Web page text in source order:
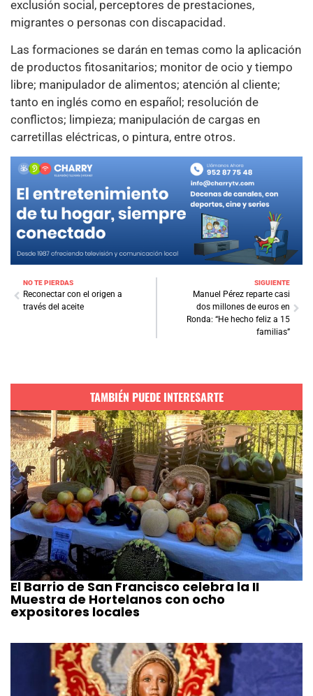
exclusión social, perceptores de prestaciones,
migrantes o personas con discapacidad.
Las formaciones se darán en temas como la aplicación
de productos fitosanitarios; monitor de ocio y tiempo
libre; manipulador de alimentos; atención al cliente;
tanto en inglés como en español; resolución de
conflictos; limpieza; manipulación de cargas en
carretillas eléctricas, o pintura, entre otros.
NO TE PIERDAS
Reconectar con el origen a
través del aceite
SIGUIENTE
Manuel Pérez reparte casi
dos millones de euros en
Ronda: “He hecho feliz a 15
familias”
TAMBIÉN PUEDE INTERESARTE
El Barrio de San Francisco celebra la II
Muestra de Hortelanos con ocho
expositores locales